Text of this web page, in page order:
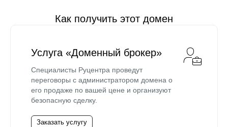
Как получить этот домен
Услуга «Доменный брокер»
Специалисты Руцентра проведут
переговоры с администратором домена о
его продаже по вашей цене и организуют
безопасную сделку.
Заказать услугу